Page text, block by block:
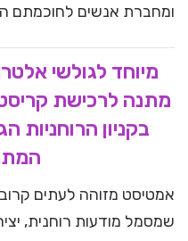
ומחברת אנשים לחוכמתם
מתנה לרכישת
בקניון הרוחניות
אמטיסט מזוהה לעתים
שמסמל מודעות רוחנית,